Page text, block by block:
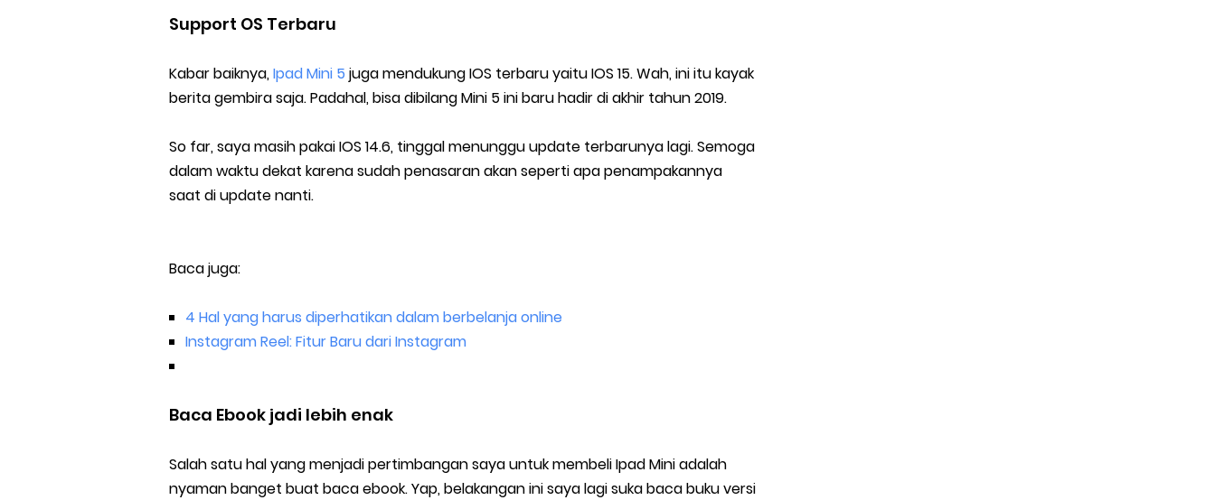
Support OS Terbaru
Kabar baiknya,Ipad Mini 5 juga mendukung IOS terbaru yaitu IOS 15. Wah, ini itu kayak
berita gembira saja. Padahal, bisa dibilang Mini 5 ini baru hadir di akhir tahun 2019.
So far, saya masih pakai IOS 14.6, tinggal menunggu update terbarunya lagi. Semoga
dalam waktu dekat karena sudah penasaran akan seperti apa penampakannya
saat di update nanti.
Baca juga:
4 Hal yang harus diperhatikan dalam berbelanja online
Instagram Reel: Fitur Baru dari Instagram
Baca Ebook jadi lebih enak
Salah satu hal yang menjadi pertimbangan saya untuk membeli Ipad Mini adalah
nyaman banget buat baca ebook. Yap, belakangan ini saya lagi suka baca buku versi